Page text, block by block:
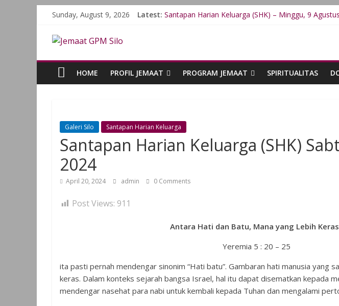
Sunday, August 9, 2026 Latest: Santapan Harian Keluarga (SHK) – Minggu, 9
Santapan Harian Keluarga (SHK) – Rabu, 5 Agustus
HOME
PROFIL JEMAAT PROGRAM JEMAAT SPIRITUALITAS
Galeri Silo Santapan Harian Keluarga
Santapan Harian Keluarga (SHK)
2024
April 20, 2024 admin 0 Comments
Post Views: 911
Antara Hati dan Batu, Mana yang Lebih
Yeremia 5 : 20 – 25
ita pasti pernah mendengar sinonim “Hati batu”. Gambaran hati manusia yang
keras. Dalam konteks sejarah bangsa Israel, hal itu dapat disematkan kepada
mendengar nasehat para nabi untuk kembali kepada Tuhan dan mengalami